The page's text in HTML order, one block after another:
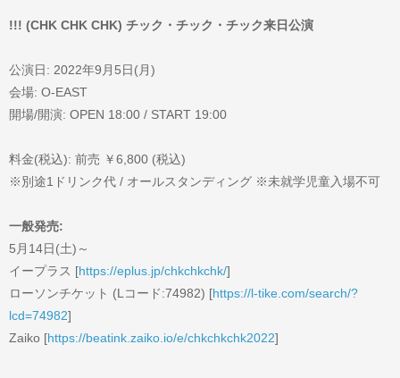
!!! (CHK CHK CHK) チック・チック・チック来日公演
公演日: 2022年9月5日(月)
会場: O-EAST
開場/開演: OPEN 18:00 / START 19:00
料金(税込): 前売 ￥6,800 (税込)
※別途1ドリンク代 / オールスタンディング ※未就学児童入場不可
一般発売:
5月14日(土)～
イープラス [https://eplus.jp/chkchkchk/]
ローソンチケット (Lコード:74982) [https://l-tike.com/search/?
lcd=74982]
Zaiko [https://beatink.zaiko.io/e/chkchkchk2022]